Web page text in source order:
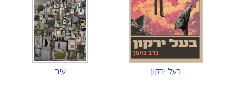
בעל ירקון עיר